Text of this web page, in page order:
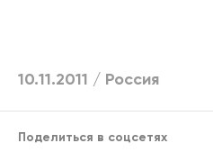
10.11.2011 / Россия
Поделиться в соцсетях